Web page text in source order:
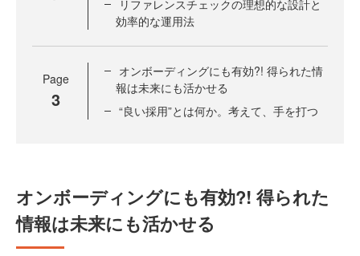
リファレンスチェックの理想的な設計と
効率的な運用法
Page
3
オンボーディングにも有効?! 得られた情
報は未来にも活かせる
“良い採用”とは何か。考えて、手を打つ
オンボーディングにも有効?! 得られた
情報は未来にも活かせる